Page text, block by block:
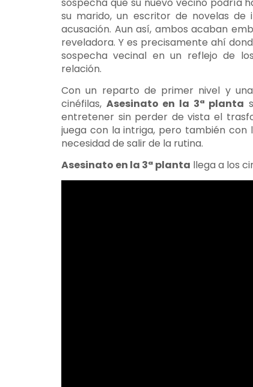
su marido, un escritor de novelas
acusación. Aun así, ambos acaban
reveladora. Y es precisamente ahí
sospecha vecinal en un reflejo de
relación.
Con un reparto de primer nivel y
cinéfilas, Asesinato en la 3ª planta
entretener sin perder de vista el
juega con la intriga, pero también
necesidad de salir de la rutina.
Asesinato en la 3ª planta llega a los